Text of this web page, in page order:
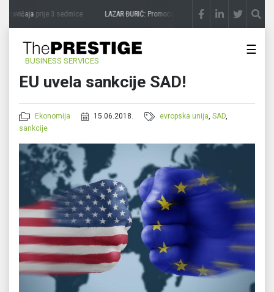
zavičajaprije 3 sedmice LAZAR ĐURIĆ: Promocija potencijal pretvara u destinaciju
BUSINESS SERVICES
☰
EU uvela sankcije SAD!
Ekonomija 15.06.2018. evropska unija,SAD,
sankcije